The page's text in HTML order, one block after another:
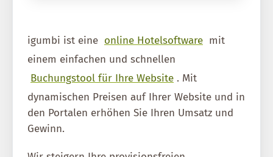
igumbi ist eine online Hotelsoftware mit
einem einfachen und schnellen
Buchungstool für Ihre Website . Mit
dynamischen Preisen auf Ihrer Website und in
den Portalen erhöhen Sie Ihren Umsatz und
Gewinn.